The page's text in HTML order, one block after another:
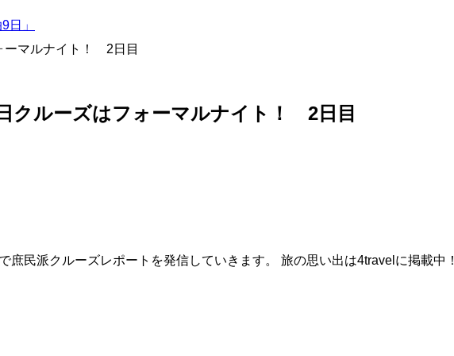
日」
ーマルナイト！ 2日目
クルーズはフォーマルナイト！ 2日目
民派クルーズレポートを発信していきます。 旅の思い出は4travelに掲載中！